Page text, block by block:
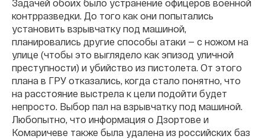
Задачей обоих было устранение офицеров военной
контрразведки. До того как они попытались
установить взрывчатку под машиной,
планировались другие способы атаки — с ножом на
улице (чтобы это выглядело как эпизод уличной
преступности) и убийство из пистолета. От этого
плана в ГРУ отказались, когда стало понятно, что
на расстояние выстрела к цели подойти будет
непросто. Выбор пал на взрывчатку под машиной.
Любопытно, что информация о Дзортове и
Комаричеве также была удалена из российских баз